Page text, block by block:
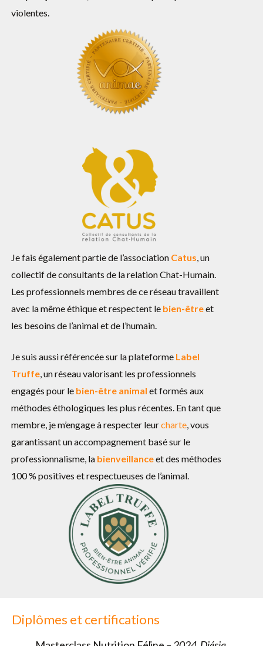
violentes.
Je fais également partie de l’association Catus, un
collectif de consultants de la relation Chat-Humain.
Les professionnels membres de ce réseau travaillent
avec la même éthique et respectent le bien-êtreet
les besoins de l’animal et de l’humain.
Je suis aussi référencée sur la plateforme Label
Truffe, un réseau valorisant les professionnels
engagés pour le bien-être animal et formés aux
méthodes éthologiques les plus récentes. En tant que
membre, je m’engage à respecter leurcharte, vous
garantissant un accompagnement basé sur le
professionnalisme, la bienveillanceet des méthodes
100 % positives et respectueuses de l’animal.
Diplômes et certifications